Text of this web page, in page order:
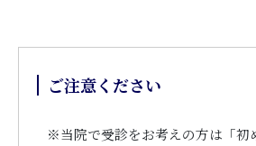
ご注意ください
※当院で受診をお考えの方は「初